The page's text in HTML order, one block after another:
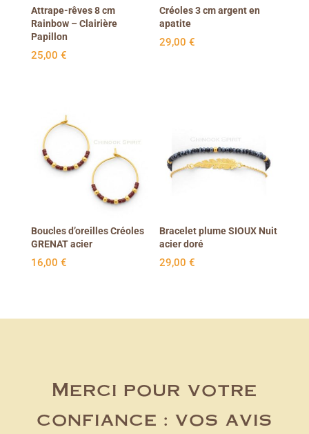
Attrape-rêves 8 cm
Rainbow – Clairière
Papillon
25,00 €
Créoles 3 cm argent en
apatite
29,00€
Boucles d’oreilles Créoles
GRENAT acier
16,00 €
Bracelet plume SIOUX Nuit
acier doré
29,00€
Merci pour votre
confiance : vos avis